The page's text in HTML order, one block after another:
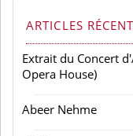
ARTICLES
Extrait du Concert
Opera House)
Abeer Nehme